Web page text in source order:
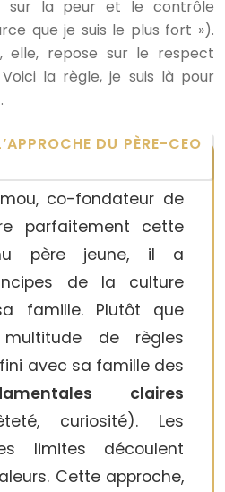
sur la peur et le contrôle
que je suis le plus fort »).
elle, repose sur le respect
la règle, je suis là pour
DU PÈRE-CEO
co-fondateur de
parfaitement cette
père jeune, il a
de la culture
famille. Plutôt que
multitude de règles
avec sa famille des
claires
curiosité). Les
limites découlent
Cette approche,